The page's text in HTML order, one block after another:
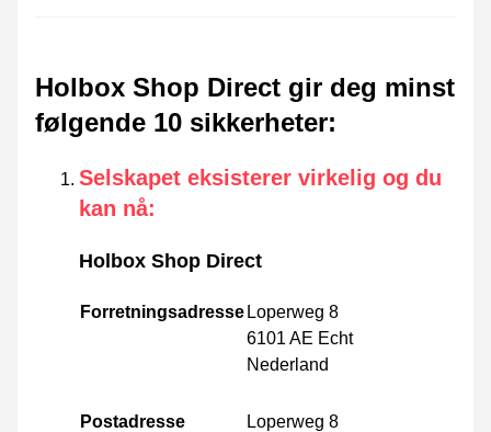
Holbox Shop Direct gir deg minst
følgende 10 sikkerheter:
Selskapet eksisterer virkelig og du
kan nå:
Holbox Shop Direct
Forretningsadresse Loperweg 8
6101 AE Echt
Nederland
Postadresse
Loperweg 8